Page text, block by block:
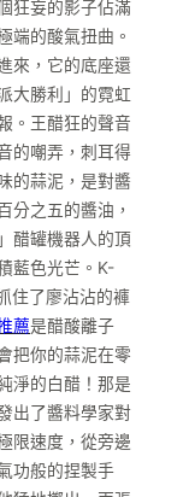
狂妄的影子佔滿
端的酸氣扭曲。
來，它的底座還
大勝利」的霓虹
。王醋狂的聲音
的嘲弄，刺耳得
的蒜泥，是對醬
分之五的醬油，
醋罐機器人的頂
藍色光芒。K-
住了廖沾沾的褲
薦是醋酸離子
把你的蒜泥在零
淨的白醋！那是
出了醬料學家對
限速度，從旁邊
功般的捏製手